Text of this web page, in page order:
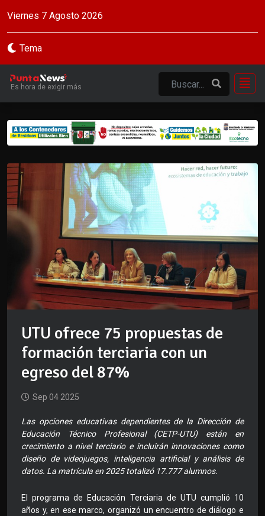
Viernes 7 Agosto 2026
Tema
Es hora de exigir más
UTU ofrece 75 propuestas de
formación terciaria con un
egreso del 87%
Sep 04 2025
Las opciones educativas dependientes de la Dirección de
Educación Técnico Profesional (CETP-UTU) están en
crecimiento a nivel terciario e incluirán innovaciones como
diseño de videojuegos, inteligencia artificial y análisis de
datos. La matrícula en 2025 totalizó 17.777 alumnos.
El programa de Educación Terciaria de UTU cumplió 10
años y, en ese marco, organizó un encuentro de diálogo e